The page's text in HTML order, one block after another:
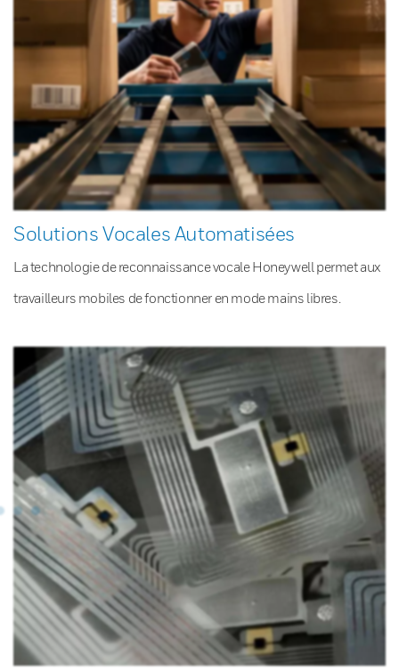
Solutions Vocales Automatisées
La technologie de reconnaissance vocale Honeywell permet aux
travailleurs mobiles de fonctionner en mode mains libres.